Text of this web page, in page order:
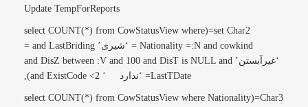
Update TempForReports
set Char2=(select COUNT(*) from CowStatusView where
Nationality =:N and cowkind = ‘شیری’ and LastBriding =
‘غیرآبستن’ and DisZ between :V and 100 and DisT is NULL and
LastTDate= ‘ندارد ‘ and ExistCode <2),
Char3=(select COUNT(*) from CowStatusView where Nationality